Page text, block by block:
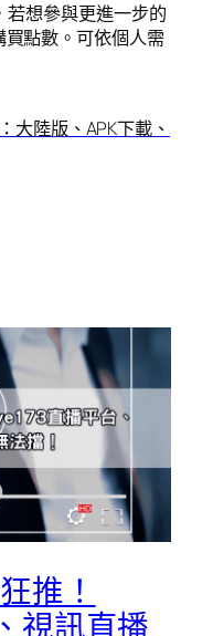
若想參與更進一步的
點數。可依個人需
大陸版、APK下載、
推！
視訊直播